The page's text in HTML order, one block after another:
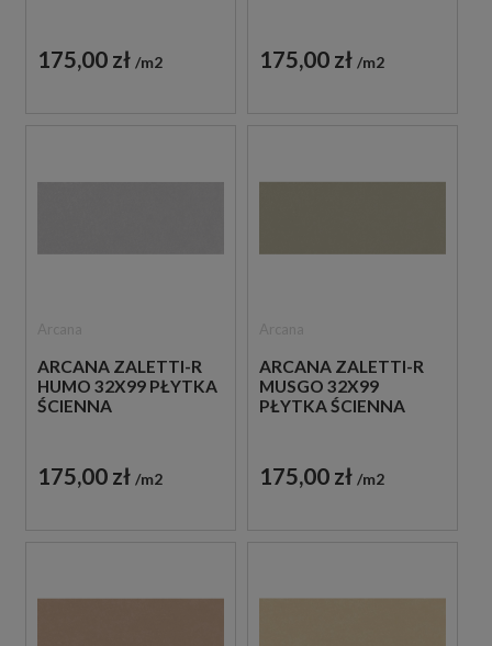
175,00 zł m2 175,00 zł m2
ARCANA ZALETTI-R
HUMO 32X99 PŁYTKA
ŚCIENNA
175,00 zł m2
ARCANA ZALETTI-R
MUSGO 32X99
PŁYTKA ŚCIENNA
175,00 zł m2